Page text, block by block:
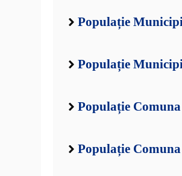
Populație
Populație
Populație
Populație